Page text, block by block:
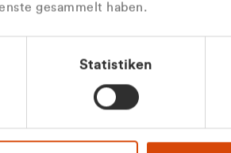
gesammelt haben.
Statistiken